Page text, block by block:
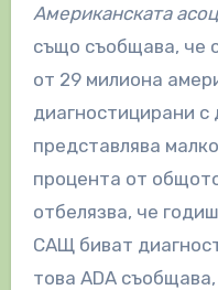
Американската
също съобщава, че
от 29 милиона
диагностицирани с
представлява
процента от
отбелязва, че
САЩ биват
това ADA